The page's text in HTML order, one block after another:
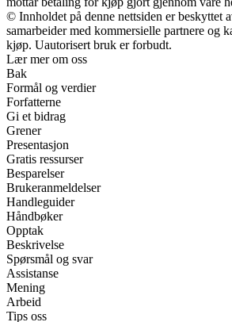
© Innholdet på denne nettsiden er beskyttet
samarbeider med kommersielle partnere og
kjøp. Uautorisert bruk er forbudt.
Lær mer om oss
Bak
Formål og verdier
Forfatterne
Gi et bidrag
Grener
Presentasjon
Gratis ressurser
Besparelser
Brukeranmeldelser
Handleguider
Håndbøker
Opptak
Beskrivelse
Spørsmål og svar
Assistanse
Mening
Arbeid
Tips oss